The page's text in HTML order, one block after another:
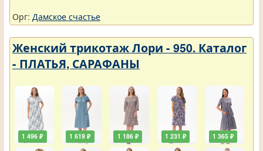
Орг: Дамское счастье
Женский трикотаж Лори - 950. Каталог
- ПЛАТЬЯ, САРАФАНЫ
1 496 ₽ 1 619 ₽ 1 186 ₽ 1 231 ₽ 1 365 ₽